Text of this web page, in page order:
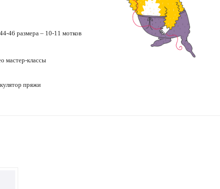
46 размера – 10-11 мотков
мастер-классы
пряжи